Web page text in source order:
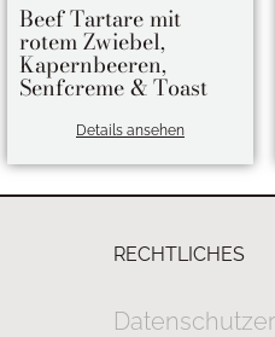
Beef Tartare mit
rotem Zwiebel,
Kapernbeeren,
Senfcreme & Toast
Details ansehen
RECHTLICHES